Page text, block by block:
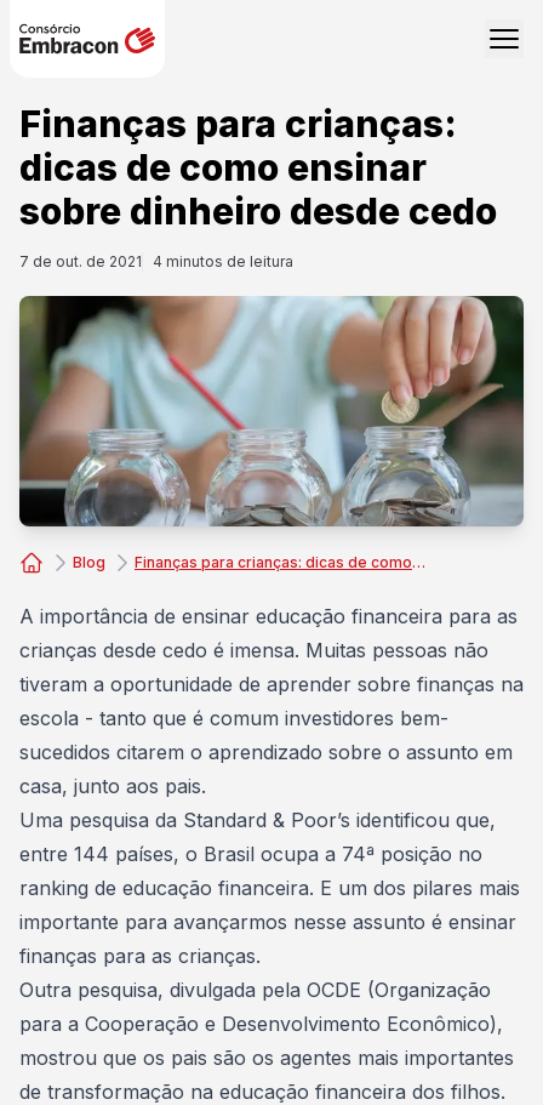
Finanças para crianças:
dicas de como ensinar
sobre dinheiro desde cedo
7 de out. de 2021 4 minutos de leitura
Blog Finanças para crianças: dicas de como ensinar sobre dinheiro desde cedo
A importância de ensinar educação financeira para as
crianças desde cedo é imensa. Muitas pessoas não
tiveram a oportunidade de aprender sobre finanças na
escola - tanto que é comum investidores bem-
sucedidos citarem o aprendizado sobre o assunto em
casa, junto aos pais.
Uma pesquisa da Standard & Poor’s identificou que,
entre 144 países, o Brasil ocupa a 74ª posição no
ranking de educação financeira. E um dos pilares mais
importante para avançarmos nesse assunto é ensinar
finanças para as crianças.
Outra pesquisa, divulgada pela OCDE (Organização
para a Cooperação e Desenvolvimento Econômico),
mostrou que os pais são os agentes mais importantes
de transformação na educação financeira dos filhos.